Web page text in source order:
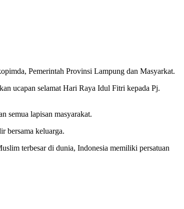
Pemerintah Provinsi Lampung dan Masyarkat.
ucapan selamat Hari Raya Idul Fitri kepada Pj.
semua lapisan masyarakat.
bersama keluarga.
terbesar di dunia, Indonesia memiliki persatuan